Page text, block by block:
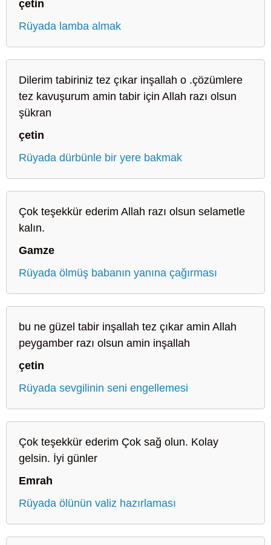
çetin
Rüyada lamba almak
Dilerim tabiriniz tez çıkar inşallah o .çözümlere
tez kavuşurum amin tabir için Allah razı olsun
şükran
çetin
Rüyada dürbünle bir yere bakmak
Çok teşekkür ederim Allah razı olsun selametle
kalın.
Gamze
Rüyada ölmüş babanın yanına çağırması
bu ne güzel tabir inşallah tez çıkar amin Allah
peygamber razı olsun amin inşallah
çetin
Rüyada sevgilinin seni engellemesi
Çok teşekkür ederim Çok sağ olun. Kolay
gelsin. İyi günler
Emrah
Rüyada ölünün valiz hazırlaması